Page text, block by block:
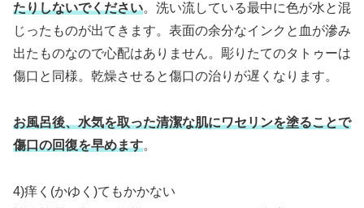
たりしないでください。洗い流している最中に色が水と混
じったものが出てきます。表面の余分なインクと血が滲み
出たものなので心配はありません。彫りたてのタトゥーは
傷口と同様。乾燥させると傷口の治りが遅くなります。
お風呂後、水気を取った清潔な肌にワセリンを塗ることで
傷口の回復を早めます。
4)痒く(かゆく)てもかかない